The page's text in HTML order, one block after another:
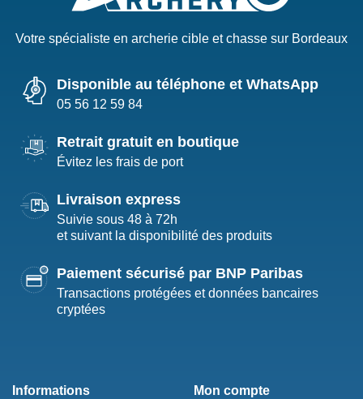
Votre spécialiste en archerie cible et chasse sur Bordeaux
Disponible au téléphone et WhatsApp
05 56 12 59 84
Retrait gratuit en boutique
Évitez les frais de port
Livraison express
Suivie sous 48 à 72h
et suivant la disponibilité des produits
Paiement sécurisé par BNP Paribas
Transactions protégées et données bancaires
cryptées
Informations Mon compte